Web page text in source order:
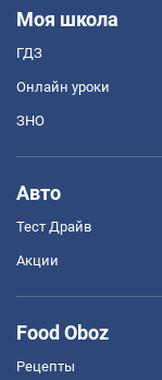
Моя школа
ГДЗ
Онлайн уроки
ЗНО
Авто
Тест Драйв
Акции
Food Oboz
Рецепты